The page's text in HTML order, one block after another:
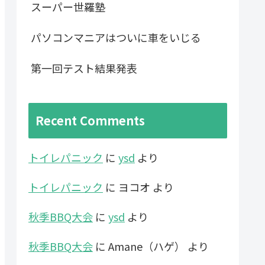
スーパー世羅塾
パソコンマニアはついに車をいじる
第一回テスト結果発表
Recent Comments
トイレパニック に ysd より
トイレパニック に ヨコオ より
秋季BBQ大会 に ysd より
秋季BBQ大会 に Amane（ハゲ） より